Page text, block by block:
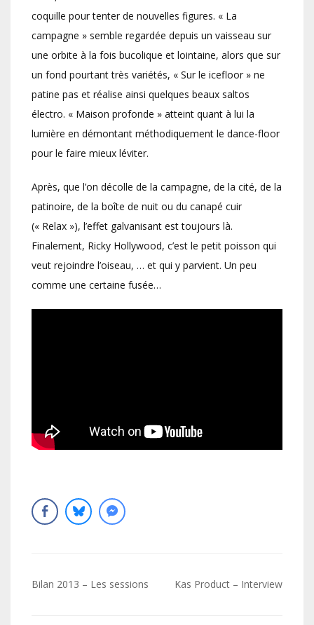
coquille pour tenter de nouvelles figures. « La
campagne » semble regardée depuis un vaisseau sur
une orbite à la fois bucolique et lointaine, alors que sur
un fond pourtant très variétés, « Sur le icefloor » ne
patine pas et réalise ainsi quelques beaux saltos
électro. « Maison profonde » atteint quant à lui la
lumière en démontant méthodiquement le dance-floor
pour le faire mieux léviter.
Après, que l’on décolle de la campagne, de la cité, de la
patinoire, de la boîte de nuit ou du canapé cuir
(« Relax »), l’effet galvanisant est toujours là.
Finalement, Ricky Hollywood, c’est le petit poisson qui
veut rejoindre l’oiseau, … et qui y parvient. Un peu
comme une certaine fusée…
Navigation
Bilan 2013 – Les sessions Kas Product – Interview